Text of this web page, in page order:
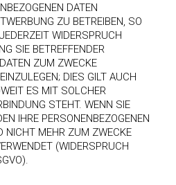
DATEN
ZU BETREIBEN, SO
WIDERSPRUCH
SIE BETREFFENDER
ZUM ZWECKE
DIES GILT AUCH
ES MIT SOLCHER
STEHT. WENN SIE
IHRE PERSONENBEZOGENEN
NICHT MEHR ZUM ZWECKE
(WIDERSPRUCH